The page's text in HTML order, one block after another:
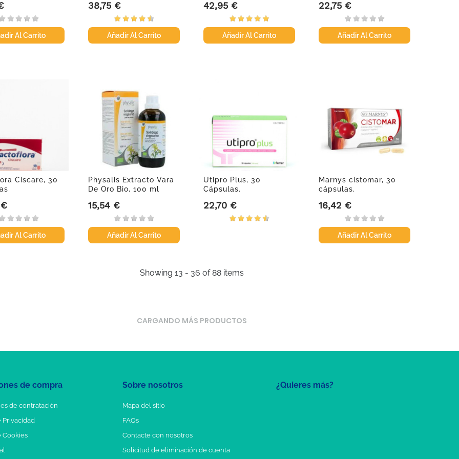
Al Carrito
Precio
38,75 €
Añadir Al Carrito
Precio
42,95 €
Añadir Al Carrito
Precio
22,75 €
Añadir Al Carrito
Ciscare, 30
Al Carrito
Physalis Extracto Vara
De Oro Bio, 100 ml
Precio
15,54 €
Añadir Al Carrito
Utipro Plus, 30
Cápsulas.
Precio
22,70 €
Marnys cistomar, 30
cápsulas.
Precio
16,42 €
Añadir Al Carrito
Showing 13 - 36 of 88 items
CARGANDO MÁS PRODUCTOS
¿Quieres más?
de compra
de contratación
Privacidad
Cookies
Sobre nosotros
Mapa del sitio
FAQs
Contacte con nosotros
Solicitud de eliminación de cuenta